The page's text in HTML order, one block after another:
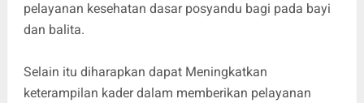
pelayanan kesehatan dasar posyandu bagi pada bayi
dan balita.
Selain itu diharapkan dapat Meningkatkan
keterampilan kader dalam memberikan pelayanan